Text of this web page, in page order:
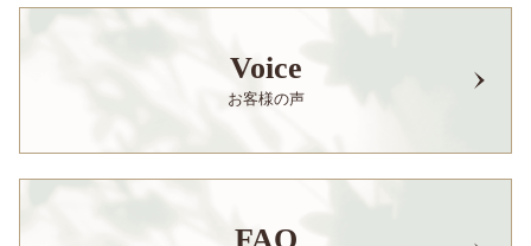
Voice
お客様の声